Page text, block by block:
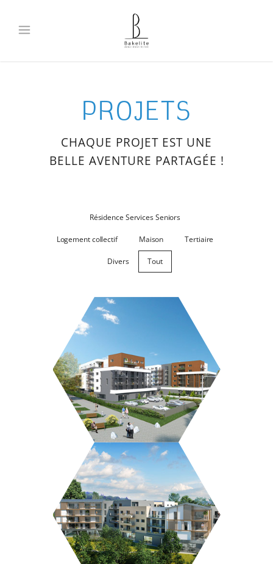
PROJETS
CHAQUE PROJET EST UNE
BELLE AVENTURE PARTAGÉE !
Résidence Services Seniors
Logement collectif Maison Tertiaire
Divers Tout
LES VERGERS D’EBÈNE
RÉSIDENCE KER MADIOU